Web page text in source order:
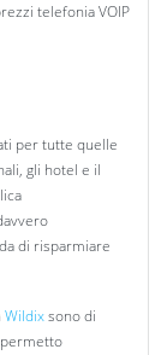
telefonia VOIP
per tutte quelle
gli hotel e il
di risparmiare
Wildixsono di